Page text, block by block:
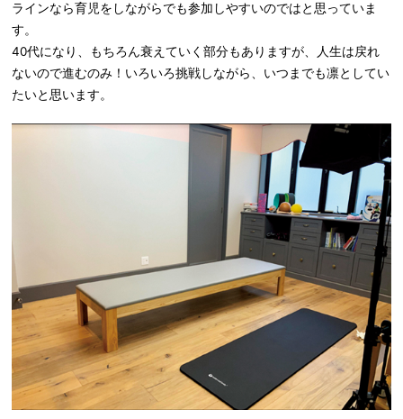
ラインなら育児をしながらでも参加しやすいのではと思っていま
す。
40代になり、もちろん衰えていく部分もありますが、人生は戻れ
ないので進むのみ！いろいろ挑戦しながら、いつまでも凛としてい
たいと思います。